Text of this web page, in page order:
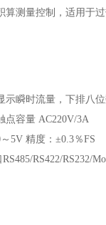
测量控制，适用于
瞬时流量，下排八
点容量 AC220V/3A
5V 精度：±0.3％FS
RS422/RS232/